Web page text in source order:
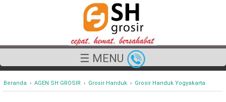
☰ MENU
Beranda › AGEN SH GROSIR › Grosir Handuk › Grosir Handuk Yogyakarta